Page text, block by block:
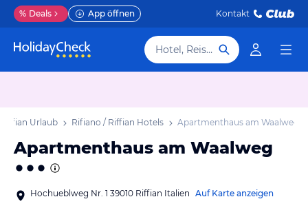
% Deals App öffnen Kontakt
Hotel, Reiseziel
Urlaub Rifiano / Riffian Hotels Apartmenthaus am Waalweg
Apartmenthaus am Waalweg
Hochueblweg Nr. 1 39010 Riffian Italien Auf Karte anzeigen